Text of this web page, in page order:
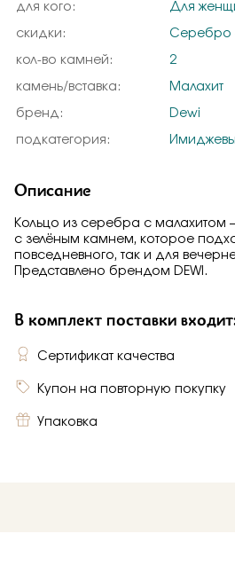
для кого: Для
скидки: Серебро
кол-во камней: 2
камень/вставка: Малахит
бренд: Dewi
подкатегория:
Описание
Кольцо из серебра с малахитом
с зелёным камнем, которое
повседневного, так и для
Представлено брендом DEWI.
В комплект поставки
Сертификат качества
Купон на повторную покупку
Упаковка